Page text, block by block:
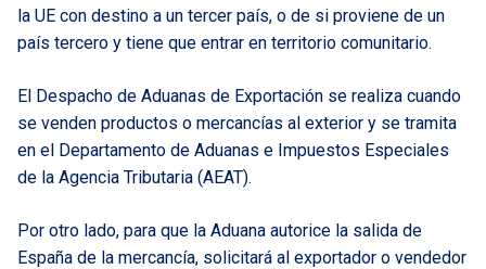
la UE con destino a un tercer país, o de si proviene de un
país tercero y tiene que entrar en territorio comunitario.
El Despacho de Aduanas de Exportación se realiza cuando
se venden productos o mercancías al exterior y se tramita
en el Departamento de Aduanas e Impuestos Especiales
de la Agencia Tributaria (AEAT).
Por otro lado, para que la Aduana autorice la salida de
España de la mercancía, solicitará al exportador o vendedor